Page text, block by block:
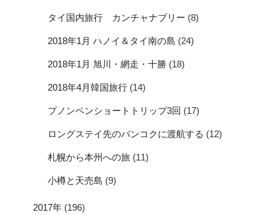
タイ国内旅行 カンチャナブリー (8)
2018年1月 ハノイ＆タイ南の島 (24)
2018年1月 旭川・網走・十勝 (18)
2018年4月韓国旅行 (14)
プノンペンショートトリップ3回 (17)
ロングステイ先のバンコクに渡航する (12)
札幌から本州への旅 (11)
小樽と天売島 (9)
2017年 (196)